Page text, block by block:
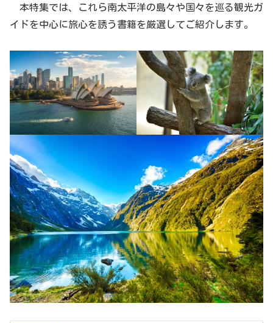
本特集では、これら南太平洋の島々や国々を巡る観光ガ
イドを中心に旅心を誘う書籍を厳選してご紹介します。